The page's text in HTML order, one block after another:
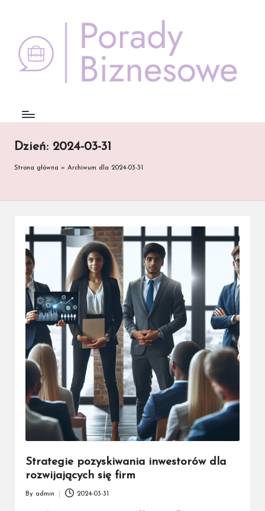
content
Dzień: 2024-03-31
Strona główna » Archiwum dla 2024-03-31
Strategie pozyskiwania inwestorów dla
rozwijających się firm
By admin 2024-03-31